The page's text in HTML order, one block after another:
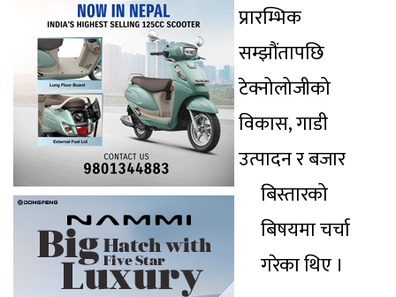
प्रारम्भिक
सम्झौंतापछि
टेक्नोलोजीको
विकास, गाडी
उत्पादन र बजार
बिस्तारको
बिषयमा चर्चा
गरेका थिए ।